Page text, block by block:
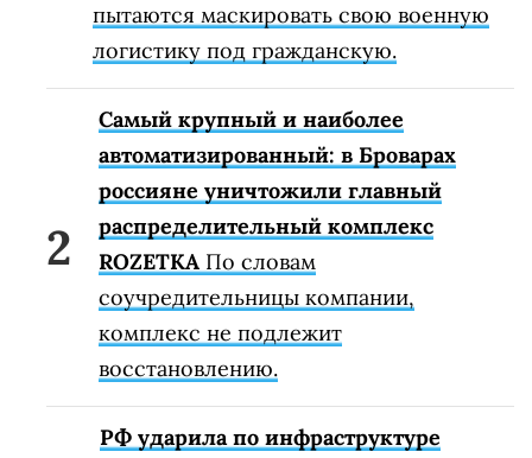
пытаются маскировать свою военную
логистику под гражданскую.
Самый крупный и наиболее
автоматизированный: в Броварах
россияне уничтожили главный
распределительный комплекс
ROZETKA По словам
соучредительницы компании,
комплекс не подлежит
восстановлению.
РФ ударила по инфраструктуре